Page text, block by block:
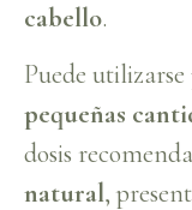
cabello.
Puede utilizarse
pequeñas
dosis
natural,